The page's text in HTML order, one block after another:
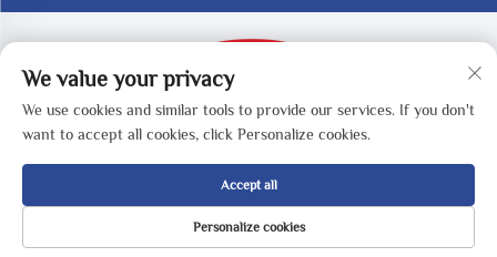
Copyright © 2025 by SHENZHEN REDY-MED
TECHNOLOGY CO.,LTD - Privacybeleid
STARTPAGINA PRODUCTEN E-MAIL TEL
We value your privacy
We use cookies and similar tools to provide our services. If you don't
want to accept all cookies, click Personalize cookies.
Personalize cookies
Accept all